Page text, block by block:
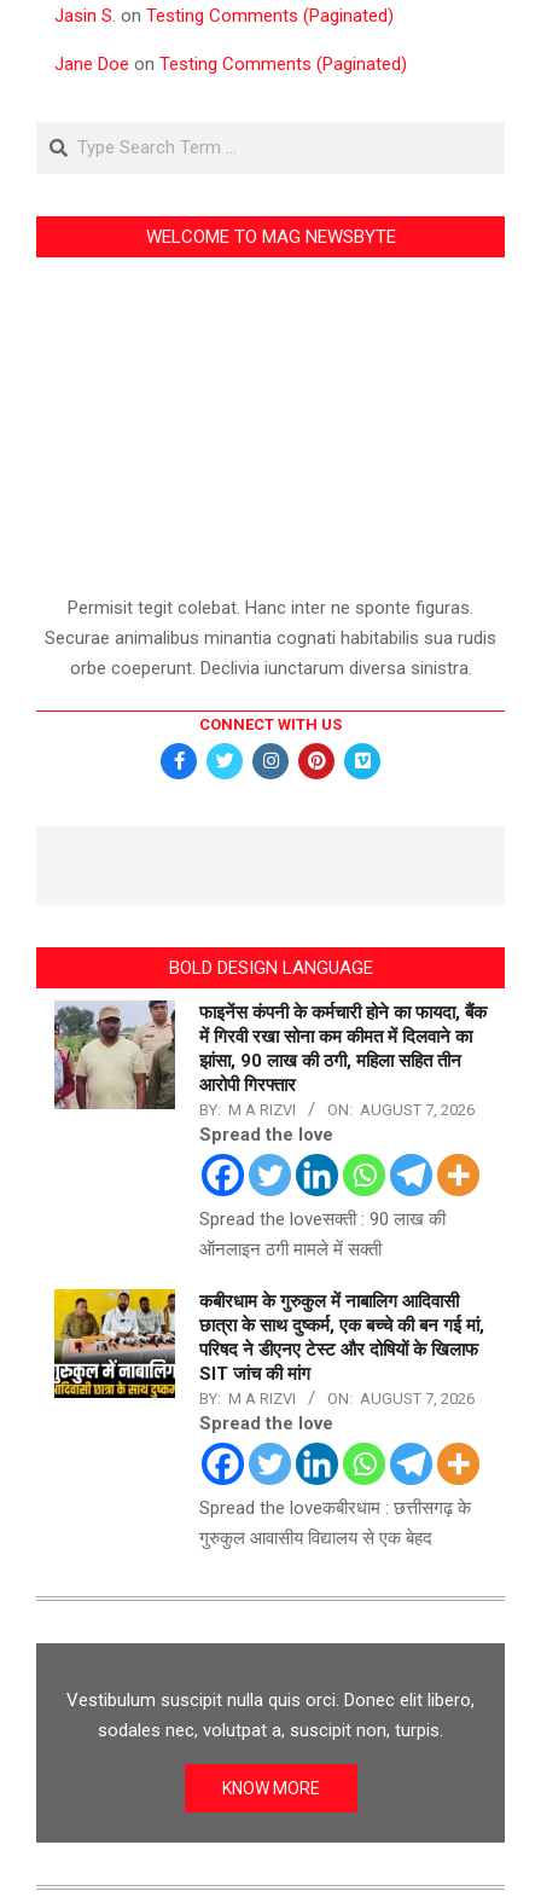
Jasin S. on Testing Comments (Paginated)
Jane Doe on Testing Comments (Paginated)
Search
WELCOME TO MAG NEWSBYTE
Permisit tegit colebat. Hanc inter ne sponte figuras.
Securae animalibus minantia cognati habitabilis sua rudis
orbe coeperunt. Declivia iunctarum diversa sinistra.
CONNECT WITH US
BOLD DESIGN LANGUAGE
फाइनेंस कंपनी के कर्मचारी होने का फायदा, बैंक
में गिरवी रखा सोना कम कीमत में दिलवाने का
झांसा, 90 लाख की ठगी, महिला सहित तीन
आरोपी गिरफ्तार
BY: M A RIZVI ON: AUGUST 7, 2026
Spread the love
Spread the loveसक्ती : 90 लाख की
ऑनलाइन ठगी मामले में सक्ती
कबीरधाम के गुरुकुल में नाबालिग आदिवासी
छात्रा के साथ दुष्कर्म, एक बच्चे की बन गई मां,
परिषद ने डीएनए टेस्ट और दोषियों के खिलाफ
SIT जांच की मांग
BY: M A RIZVI ON: AUGUST 7, 2026
Spread the love
Spread the loveकबीरधाम : छत्तीसगढ़ के
गुरुकुल आवासीय विद्यालय से एक बेहद
Vestibulum suscipit nulla quis orci. Donec elit libero,
sodales nec, volutpat a, suscipit non, turpis.
KNOW MORE